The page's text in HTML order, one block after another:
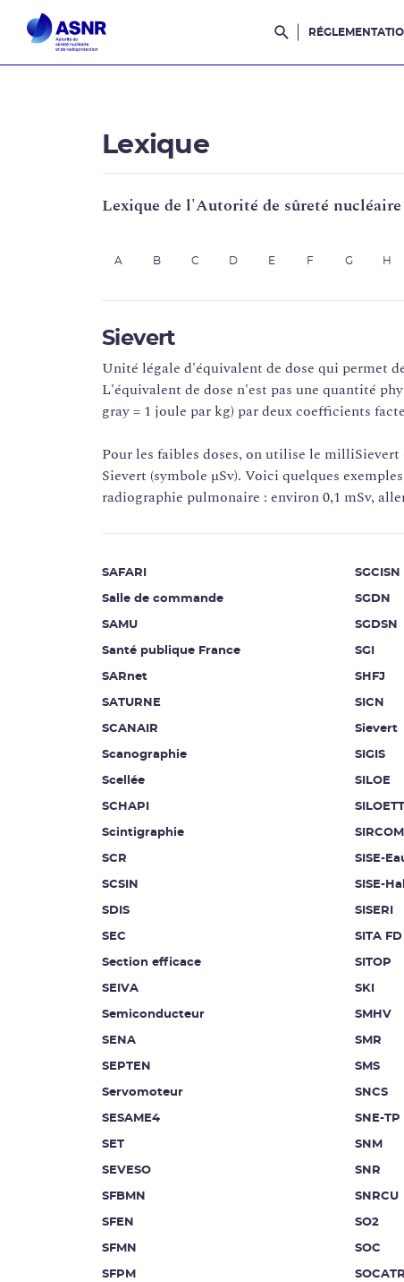
Rechercher dans
Lexique
Lexique de l'Autorité de sûreté nucléaire
A B C D E F G H
Sievert
Unité légale d'équivalent de dose qui permet
L'équivalent de dose n'est pas une quantité
gray = 1 joule par kg) par deux coefficients
Pour les faibles doses, on utilise le
Sievert (symbole µSv). Voici quelques
radiographie pulmonaire : environ 0,1 mSv,
SAFARI
Salle de commande
SAMU
Santé publique France
SARnet
SATURNE
SCANAIR
Scanographie
Scellée
SCHAPI
Scintigraphie
SCR
SCSIN
SDIS
SEC
Section efficace
SEIVA
Semiconducteur
SENA
SEPTEN
Servomoteur
SESAME4
SET
SEVESO
SFBMN
SFEN
SFMN
SFPM
SGCISN
SGDN
SGDSN
SGI
SHFJ
SICN
Sievert
SIGIS
SILOE
SIRCOM
SISE-
SISE-
SISERI
SITA FD
SITOP
SKI
SMHV
SMR
SMS
SNCS
SNE-TP
SNM
SNR
SNRCU
SO2
SOC
SOCATRI